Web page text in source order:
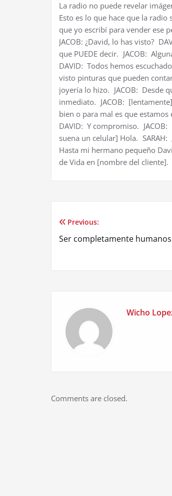
La radio no puede revelar
Esto es lo que hace que la
que yo escribí para vender ese
JACOB: ¿David, lo has visto?
que PUEDE decir. JACOB:
DAVID: Todos hemos
visto pinturas que pueden
joyería lo hizo. JACOB: Desde
inmediato. JACOB:
bien o para mal es que
DAVID: Y compromiso.
suena un celular] Hola.
Hasta mi hermano pequeño
de Vida en [nombre del
Post
Previous:
Ser completamente humanos
Wicho
Comments are closed.